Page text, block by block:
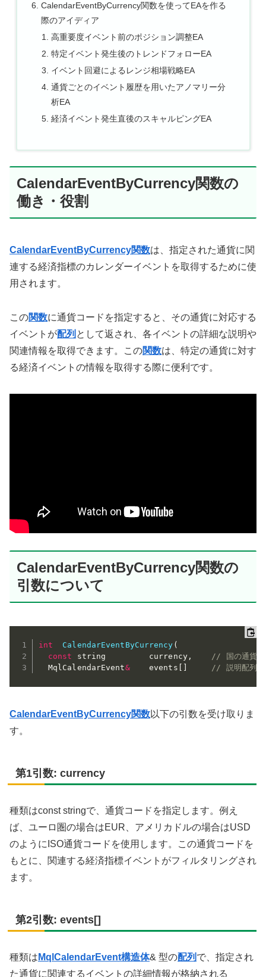
CalendarEventByCurrency関数を使ってEAを作る
際のアイディア
高重要度イベント前のポジション調整EA
特定イベント発生後のトレンドフォローEA
イベント回避によるレンジ相場戦略EA
通貨ごとのイベント履歴を用いたアノマリー分
析EA
経済イベント発生直後のスキャルピングEA
CalendarEventByCurrency関数の
働き・役割
CalendarEventByCurrency関数は、指定された通貨に関
連する経済指標のカレンダーイベントを取得するために使
用されます。
この関数に通貨コードを指定すると、その通貨に対応する
イベントが配列 として返され、各イベントの詳細な説明や
関連情報を取得できます。この関数は、特定の通貨に対す
る経済イベントの情報を取得する際に便利です。
CalendarEventByCurrency関数の
引数について
int CalendarEventByCurrency (
const string         currency,
// 国の通貨の
  MqlCalendarEvent
&
    events
// 説明配列を
CalendarEventByCurrency関数以下の引数を受け取りま
す。
第1引数: currency
種類はconst stringで、通貨コードを指定します。例え
ば、ユーロ圏の場合はEUR、アメリカドルの場合はUSD
のようにISO通貨コードを使用します。この通貨コードを
もとに、関連する経済指標イベントがフィルタリングされ
ます。
第2引数: events[]
種類は MqlCalendarEvent構造体& 型の配列 で、指定され
た通貨に関連するイベントの詳細情報が格納される